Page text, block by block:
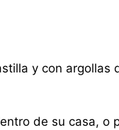
y con argollas
de su casa, o